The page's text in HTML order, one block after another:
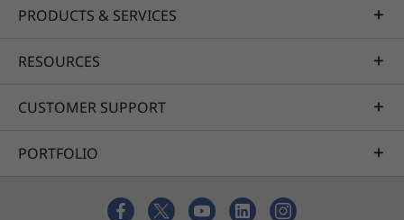
PRODUCTS & SERVICES
RESOURCES
CUSTOMER SUPPORT
PORTFOLIO